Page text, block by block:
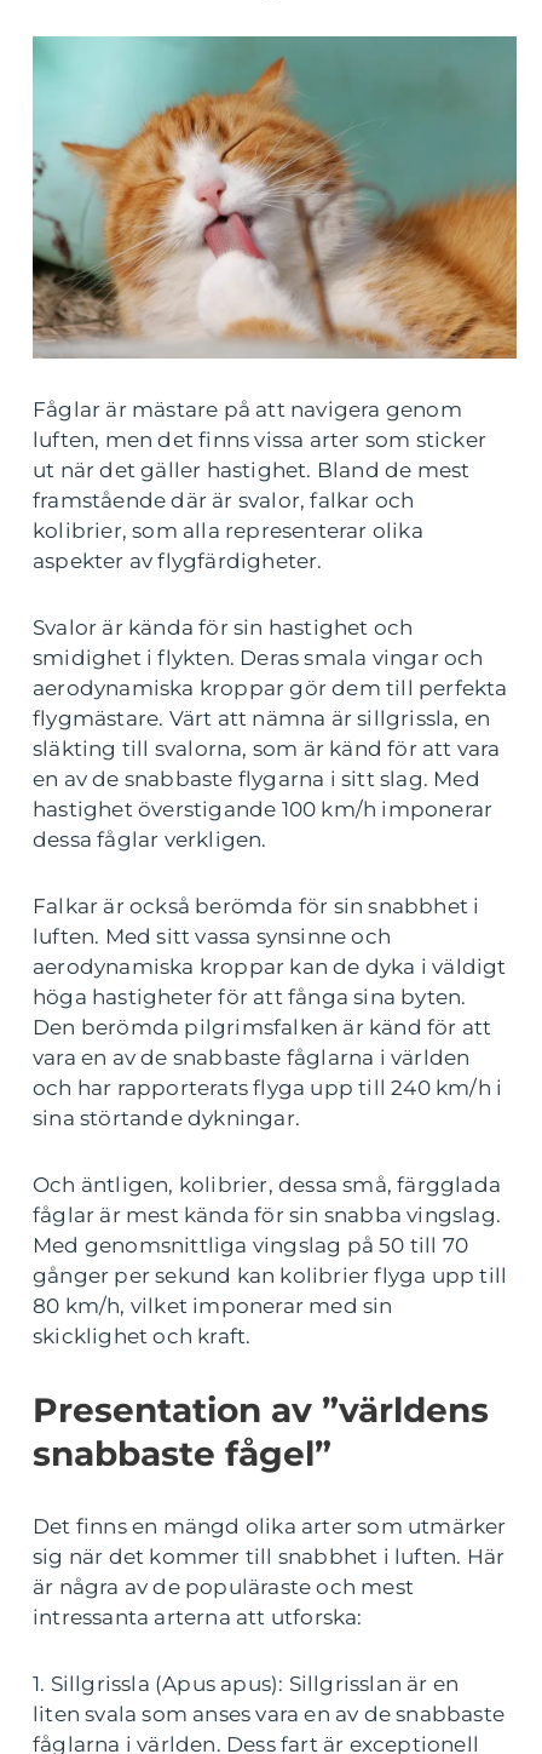
Fåglar är mästare på att navigera genom
luften, men det finns vissa arter som sticker
ut när det gäller hastighet. Bland de mest
framstående där är svalor, falkar och
kolibrier, som alla representerar olika
aspekter av flygfärdigheter.
Svalor är kända för sin hastighet och
smidighet i flykten. Deras smala vingar och
aerodynamiska kroppar gör dem till perfekta
flygmästare. Värt att nämna är sillgrissla, en
släkting till svalorna, som är känd för att vara
en av de snabbaste flygarna i sitt slag. Med
hastighet överstigande 100 km/h imponerar
dessa fåglar verkligen.
Falkar är också berömda för sin snabbhet i
luften. Med sitt vassa synsinne och
aerodynamiska kroppar kan de dyka i väldigt
höga hastigheter för att fånga sina byten.
Den berömda pilgrimsfalken är känd för att
vara en av de snabbaste fåglarna i världen
och har rapporterats flyga upp till 240 km/h i
sina störtande dykningar.
Och äntligen, kolibrier, dessa små, färgglada
fåglar är mest kända för sin snabba vingslag.
Med genomsnittliga vingslag på 50 till 70
gånger per sekund kan kolibrier flyga upp till
80 km/h, vilket imponerar med sin
skicklighet och kraft.
Presentation av ”världens
snabbaste fågel”
Det finns en mängd olika arter som utmärker
sig när det kommer till snabbhet i luften. Här
är några av de populäraste och mest
intressanta arterna att utforska:
1. Sillgrissla (Apus apus): Sillgrisslan är en
liten svala som anses vara en av de snabbaste
fåglarna i världen. Dess fart är exceptionell